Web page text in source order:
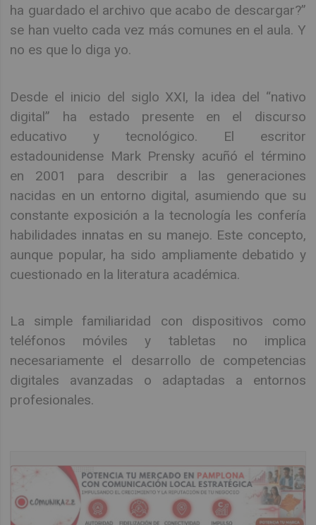
ha guardado el archivo que acabo de descargar?”
se han vuelto cada vez más comunes en el aula. Y
no es que lo diga yo.
Desde el inicio del siglo XXI, la idea del “nativo
digital” ha estado presente en el discurso
educativo y tecnológico. El escritor
estadounidense Mark Prensky acuñó el término
en 2001 para describir a las generaciones
nacidas en un entorno digital, asumiendo que su
constante exposición a la tecnología les confería
habilidades innatas en su manejo. Este concepto,
aunque popular, ha sido ampliamente debatido y
cuestionado en la literatura académica.
La simple familiaridad con dispositivos como
teléfonos móviles y tabletas no implica
necesariamente el desarrollo de competencias
digitales avanzadas o adaptadas a entornos
profesionales.